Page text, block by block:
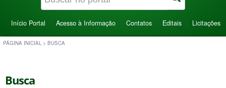
Início Portal Acesso à Informação Contatos Editais Licitações
PÁGINA INICIAL > BUSCA
Busca